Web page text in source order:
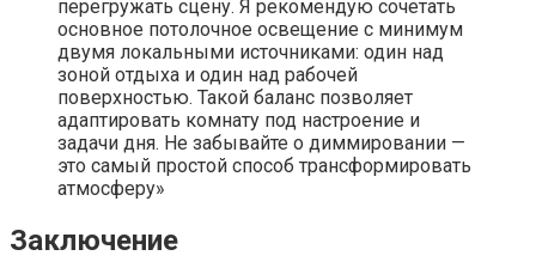
перегружать сцену. Я рекомендую сочетать
основное потолочное освещение с минимум
двумя локальными источниками: один над
зоной отдыха и один над рабочей
поверхностью. Такой баланс позволяет
адаптировать комнату под настроение и
задачи дня. Не забывайте о диммировании —
это самый простой способ трансформировать
атмосферу»
Заключение